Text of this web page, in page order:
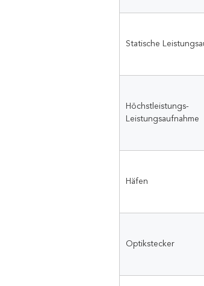
Statische
Höchstleistungs-
Leistungsaufnahme
Häfen
Optikstecker